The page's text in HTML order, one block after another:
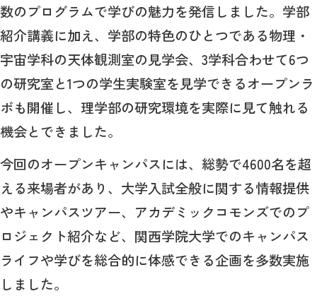
数のプログラムで学びの魅力を発信しました。学部
紹介講義に加え、学部の特色のひとつである物理・
宇宙学科の天体観測室の見学会、3学科合わせて6つ
の研究室と1つの学生実験室を見学できるオープンラ
ボも開催し、理学部の研究環境を実際に見て触れる
機会とできました。
今回のオープンキャンパスには、総勢で4600名を超
える来場者があり、大学入試全般に関する情報提供
やキャンパスツアー、アカデミックコモンズでのプ
ロジェクト紹介など、関西学院大学でのキャンパス
ライフや学びを総合的に体感できる企画を多数実施
しました。